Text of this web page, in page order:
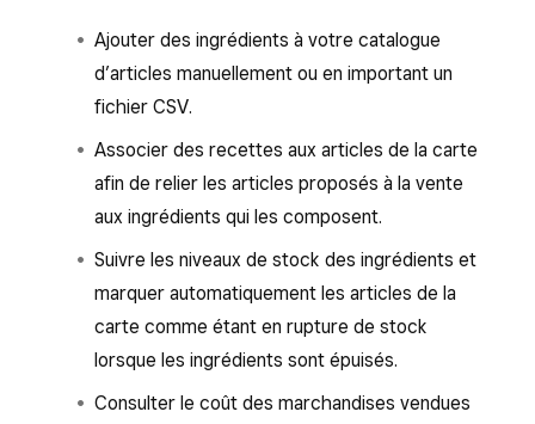
Ajouter des ingrédients à votre catalogue
d’articles manuellement ou en important un
fichier CSV.
Associer des recettes aux articles de la carte
afin de relier les articles proposés à la vente
aux ingrédients qui les composent.
Suivre les niveaux de stock des ingrédients et
marquer automatiquement les articles de la
carte comme étant en rupture de stock
lorsque les ingrédients sont épuisés.
Consulter le coût des marchandises vendues